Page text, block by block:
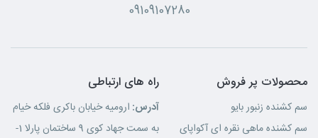
09109107280
محصولات پر فروش
سم کشنده زنبور بایو
سم کشنده ماهی نقره ای آکواپای
راه های ارتباطی
آدرس: ارومیه خیابان باکری فلکه خیام
به سمت جهاد کوی 9 ساختمان پارلا 1-